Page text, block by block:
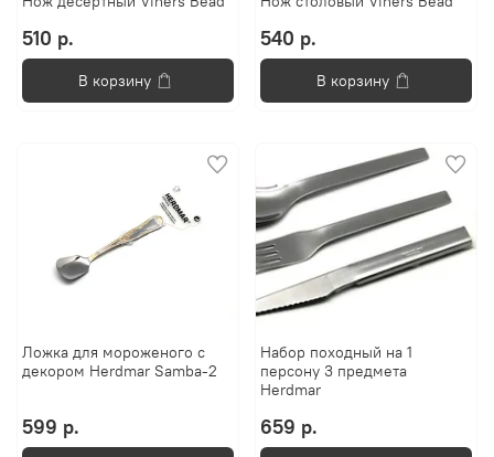
510 р.
В корзину
540 р.
В корзину
Ложка для мороженого с
декором Herdmar Samba-2
599 р.
Набор походный на 1
персону 3 предмета
Herdmar
659 р.